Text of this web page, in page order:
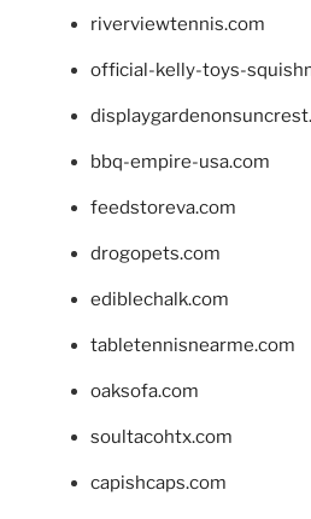
riverviewtennis.com
official-kelly-toys-
bbq-empire-usa.com
feedstoreva.com
drogopets.com
ediblechalk.com
tabletennisnearme.com
oaksofa.com
soultacohtx.com
capishcaps.com